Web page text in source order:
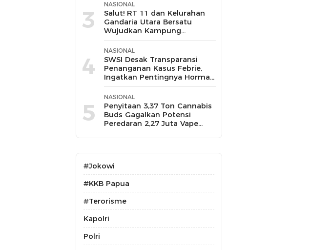
3
NASIONAL
Salut! RT 11 dan Kelurahan
Gandaria Utara Bersatu
Wujudkan Kampung
Ketahanan Pangan,
Hadiahnya Sepeda hingga Air
Fryer
4
NASIONAL
SWSI Desak Transparansi
Penanganan Kasus Febrie,
Ingatkan Pentingnya Hormati
Profesi Wartawan
5
NASIONAL
Penyitaan 3,37 Ton Cannabis
Buds Gagalkan Potensi
Peredaran 2,27 Juta Vape
#Jokowi
#KKB Papua
#Terorisme
Kapolri
Polri